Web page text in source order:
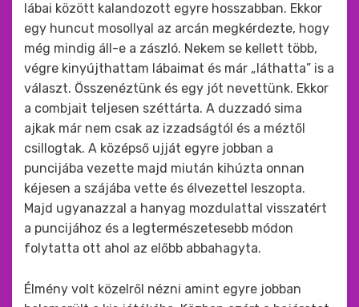
lábai között kalandozott egyre hosszabban. Ekkor
egy huncut mosollyal az arcán megkérdezte, hogy
még mindig áll-e a zászló. Nekem se kellett több,
végre kinyújthattam lábaimat és már „láthatta” is a
választ. Összenéztünk és egy jót nevettünk. Ekkor
a combjait teljesen széttárta. A duzzadó sima
ajkak már nem csak az izzadságtól és a méztől
csillogtak. A középső ujját egyre jobban a
puncijába vezette majd miután kihúzta onnan
kéjesen a szájába vette és élvezettel leszopta.
Majd ugyanazzal a hanyag mozdulattal visszatért
a puncijához és a legtermészetesebb módon
folytatta ott ahol az előbb abbahagyta.
Élmény volt közelről nézni amint egyre jobban